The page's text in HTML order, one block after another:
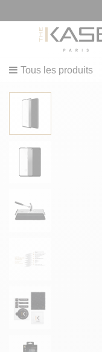
Tous les produits